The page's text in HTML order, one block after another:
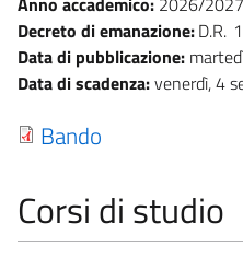
Decreto di emanazione:D.R.
Data di pubblicazione:
Data di scadenza:venerdì, 4
Bando
Corsi di studio